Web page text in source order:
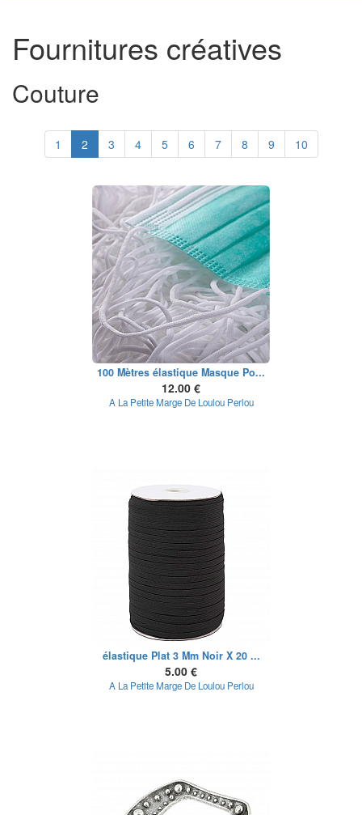
Fournitures créatives
Couture
1 2 3 4 5 6 7 8 9 10
100 Mètres élastique Masque Po...
12.00 €
A La Petite Marge De Loulou Perlou
élastique Plat 3 Mm Noir X 20 ...
5.00 €
A La Petite Marge De Loulou Perlou